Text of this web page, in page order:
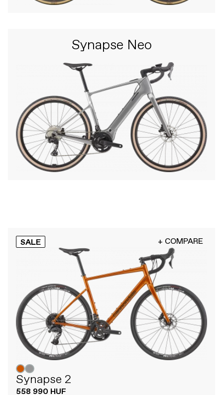
Synapse Neo
SALE + COMPARE
Synapse 2
558 990 HUF